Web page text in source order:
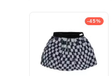
-45%